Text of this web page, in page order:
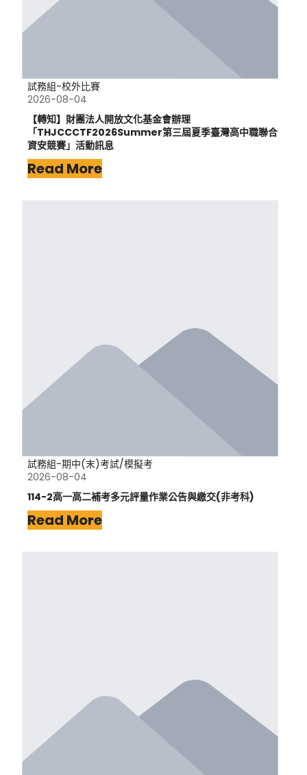
試務組-校外比賽
2026-08-04
【轉知】財團法人開放文化基金會辦理
「THJCCCTF2026Summer第三屆夏季臺灣高中職聯合
資安競賽」活動訊息
Read More
試務組-期中(末)考試/模擬考
2026-08-04
114-2高一高二補考多元評量作業公告與繳交(非考科)
Read More